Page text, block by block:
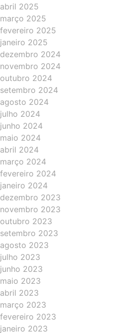
abril 2025
março 2025
fevereiro 2025
janeiro 2025
dezembro 2024
novembro 2024
outubro 2024
setembro 2024
agosto 2024
julho 2024
junho 2024
maio 2024
abril 2024
março 2024
fevereiro 2024
janeiro 2024
dezembro 2023
novembro 2023
outubro 2023
setembro 2023
agosto 2023
julho 2023
junho 2023
maio 2023
abril 2023
março 2023
fevereiro 2023
janeiro 2023